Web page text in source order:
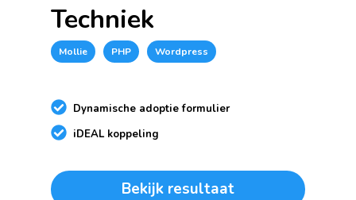
Techniek
Mollie PHP Wordpress
Dynamische adoptie formulier
iDEAL koppeling
Bekijk resultaat